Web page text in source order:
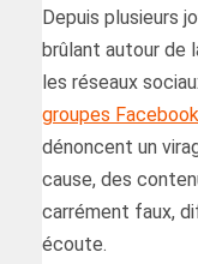
Depuis plusieurs
brûlant autour de
les réseaux
groupes
dénoncent un
cause, des
carrément faux,
écoute.